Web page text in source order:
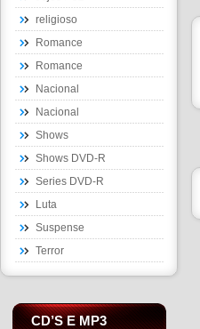
religioso
Romance
Romance
Nacional
Nacional
Shows
Shows DVD-R
Series DVD-R
Luta
Suspense
Terror
CD’S E MP3